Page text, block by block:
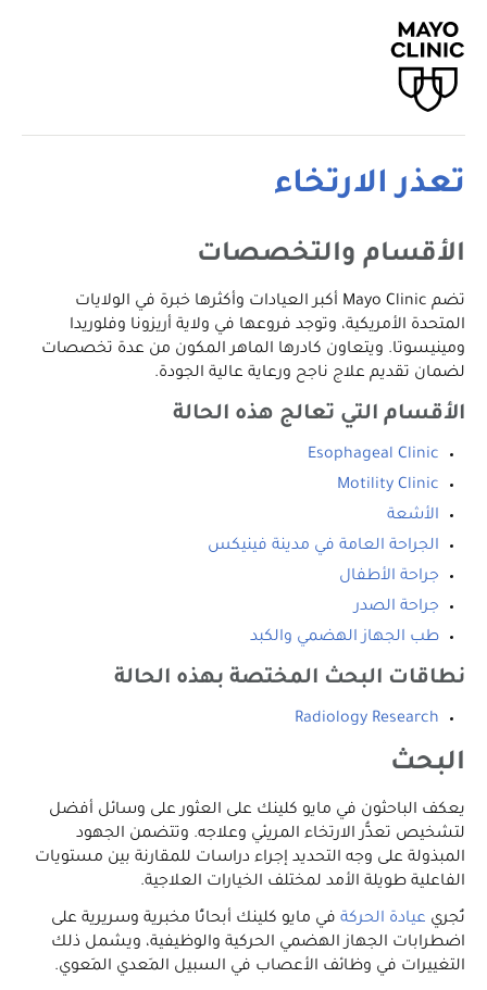
تعذر الارتخاء
الأقسام والتخصصات
تضم Mayo Clinic أكبر العيادات وأكثرها خبرة في الولايات
المتحدة الأمريكية، وتوجد فروعها في ولاية أريزونا وفلوريدا
ومينيسوتا. ويتعاون كادرها الماهر المكون من عدة تخصصات
لضمان تقديم علاج ناجح ورعاية عالية الجودة.
الأقسام التي تعالج هذه الحالة
Esophageal Clinic
Motility Clinic
الأشعة
الجراحة العامة في مدينة فينيكس
جراحة الأطفال
جراحة الصدر
طب الجهاز الهضمي والكبد
نطاقات البحث المختصة بهذه الحالة
Radiology Research
البحث
يعكف الباحثون في مايو كلينك على العثور على وسائل أفضل
لتشخيص تعذُّر الارتخاء المريئي وعلاجه. وتتضمن الجهود
المبذولة على وجه التحديد إجراء دراسات للمقارنة بين مستويات
الفاعلية طويلة الأمد لمختلف الخيارات العلاجية.
تُجري عيادة الحركة في مايو كلينك أبحاثًا مخبرية وسريرية على
اضطرابات الجهاز الهضمي الحركية والوظيفية، ويشمل ذلك
التغييرات في وظائف الأعصاب في السبيل المَعدي المَعوي.